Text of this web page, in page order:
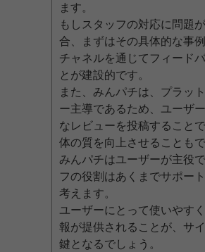
ます。
もしスタッフの対応に問題
合、まずはその具体的な事
チャネルを通じてフィード
とが建設的です。
また、みんパチは、プラッ
ー主導であるため、ユーザ
なレビューを投稿すること
体の質を向上させることも
みんパチはユーザーが主役
フの役割はあくまでサポー
考えます。
ユーザーにとって使いやす
報が提供されることが、サ
鍵となるでしょう。